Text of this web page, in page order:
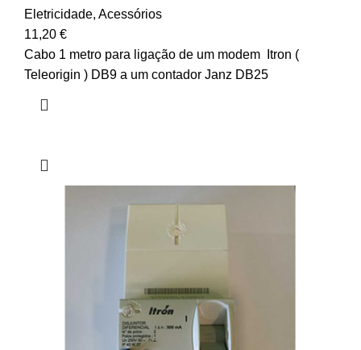
Eletricidade, Acessórios
11,20 €
Cabo 1 metro para ligação de um modem Itron (
Teleorigin ) DB9 a um contador Janz DB25